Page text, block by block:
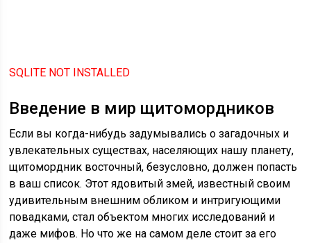
SQLITE NOT INSTALLED
Введение в мир щитомордников
Если вы когда-нибудь задумывались о загадочных и
увлекательных существах, населяющих нашу планету,
щитомордник восточный, безусловно, должен попасть
в ваш список. Этот ядовитый змей, известный своим
удивительным внешним обликом и интригующими
повадками, стал объектом многих исследований и
даже мифов. Но что же на самом деле стоит за его